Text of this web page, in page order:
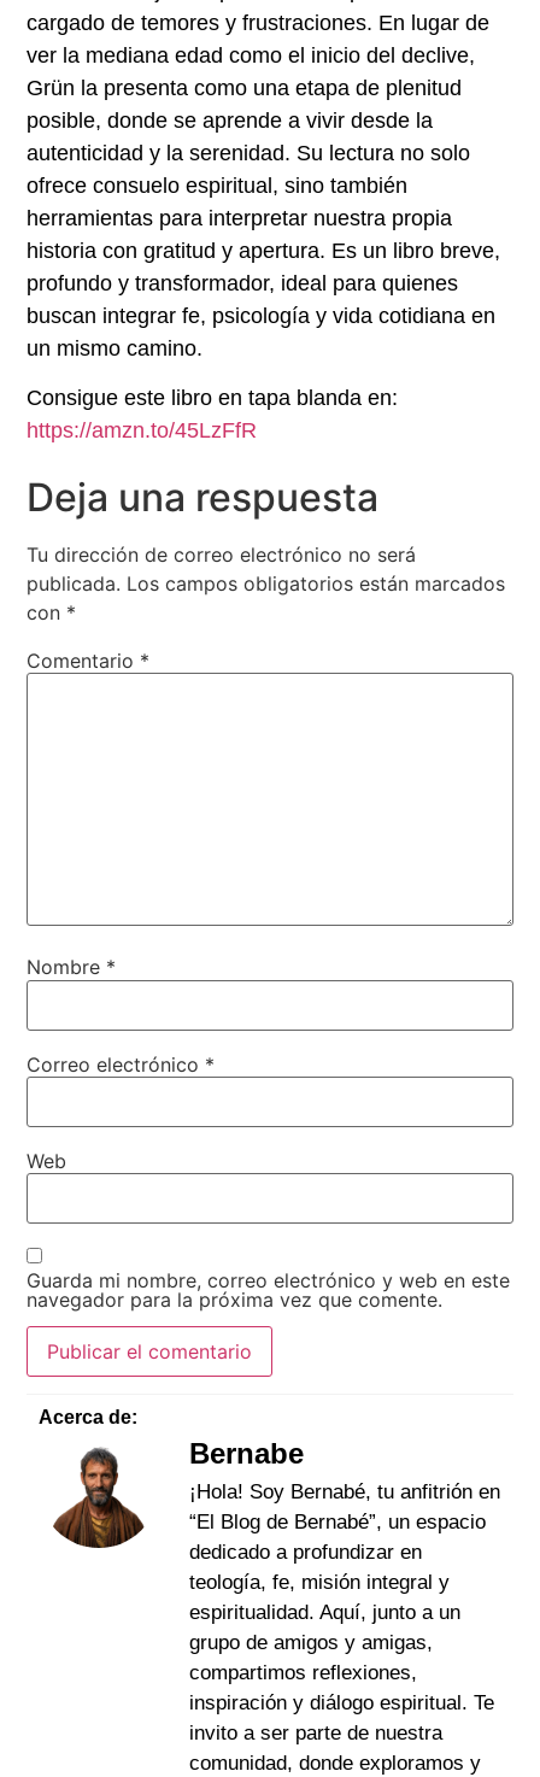
cargado de temores y frustraciones. En lugar de
ver la mediana edad como el inicio del declive,
Grün la presenta como una etapa de plenitud
posible, donde se aprende a vivir desde la
autenticidad y la serenidad. Su lectura no solo
ofrece consuelo espiritual, sino también
herramientas para interpretar nuestra propia
historia con gratitud y apertura. Es un libro breve,
profundo y transformador, ideal para quienes
buscan integrar fe, psicología y vida cotidiana en
un mismo camino.
Consigue este libro en tapa blanda en:
https://amzn.to/45LzFfR
Deja una respuesta
Tu dirección de correo electrónico no será
publicada. Los campos obligatorios están marcados
con *
Comentario *
Nombre *
Correo electrónico *
Web
Guarda mi nombre, correo electrónico y web en este
navegador para la próxima vez que comente.
Acerca de:
Bernabe
¡Hola! Soy Bernabé, tu anfitrión en
“El Blog de Bernabé”, un espacio
dedicado a profundizar en
teología, fe, misión integral y
espiritualidad. Aquí, junto a un
grupo de amigos y amigas,
compartimos reflexiones,
inspiración y diálogo espiritual. Te
invito a ser parte de nuestra
comunidad, donde exploramos y